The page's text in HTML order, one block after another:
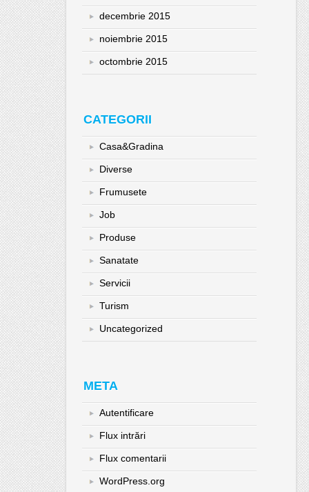
decembrie 2015
noiembrie 2015
octombrie 2015
CATEGORII
Casa&Gradina
Diverse
Frumusete
Job
Produse
Sanatate
Servicii
Turism
Uncategorized
META
Autentificare
Flux intrări
Flux comentarii
WordPress.org